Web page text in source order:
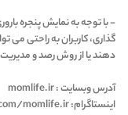
- با توجه به نمایش پنجره
گذاری، کاربران به راحتی می
دهند یا از روش رصد و مدیریت
آدرس وبسایت : momlife.ir
اینستاگرام: https://www.instagram.com/momlife.ir/